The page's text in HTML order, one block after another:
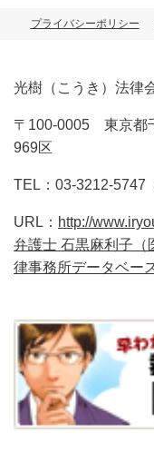
プライバシーポリシー
光樹（こうき）法律
〒100-0005 東京都
969区
TEL：03-3212-5747
URL： http://
弁護士 石黒麻利子（
律事務所データベー